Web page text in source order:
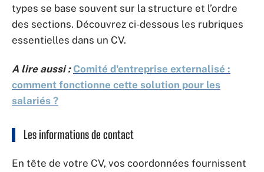
types se base souvent sur la structure et l’ordre
des sections. Découvrez ci-dessous les rubriques
essentielles dans un CV.
A lire aussi : Comité d'entreprise externalisé :
comment fonctionne cette solution pour les
salariés ?
Les informations de contact
En tête de votre CV, vos coordonnées fournissent